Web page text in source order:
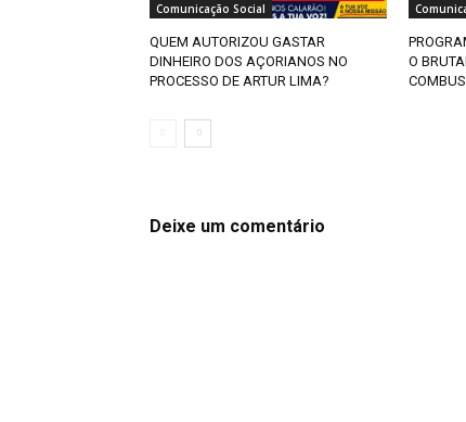
Comunicação Social
QUEM AUTORIZOU GASTAR
DINHEIRO DOS AÇORIANOS NO
PROCESSO DE ARTUR LIMA?
O
Deixe um comentário